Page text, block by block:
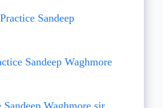
Sandeep
Sandeep Waghmore
Waghmore sir